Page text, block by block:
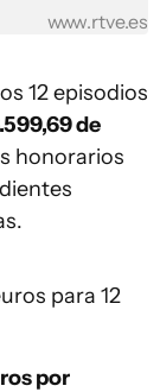
www.rtve.es
12 episodios
de
honorarios
para 12
por